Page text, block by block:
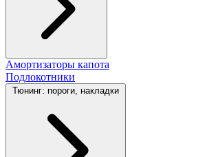
Амортизаторы капота
Подлокотники
Тюнинг: пороги, накладки